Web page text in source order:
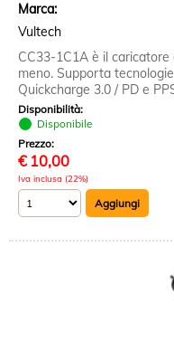
Marca:
Vultech
CC33-1C1A è il
meno. Supporta
Quickcharge 3.0 / PD e
Disponibilità:
Disponibile
Prezzo:
€ 10,00
Iva inclusa (22%)